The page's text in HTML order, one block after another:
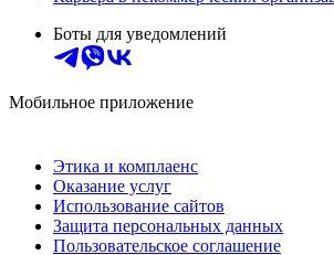
Боты для уведомлений
Мобильное приложение
Этика и комплаенс
Оказание услуг
Использование сайтов
Защита персональных данных
Пользовательское соглашение